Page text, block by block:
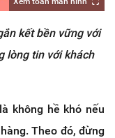
kết bền vững với
lòng tin với khách
không hề khó nếu
Theo đó, đừng